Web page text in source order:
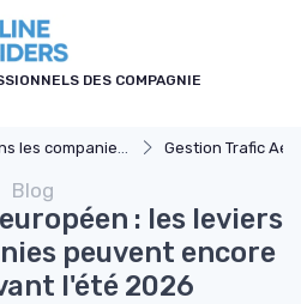
DES COMPAGNIE
companies d'aviation Gestion Trafic
Blog
: les leviers
peuvent encore
l'été 2026